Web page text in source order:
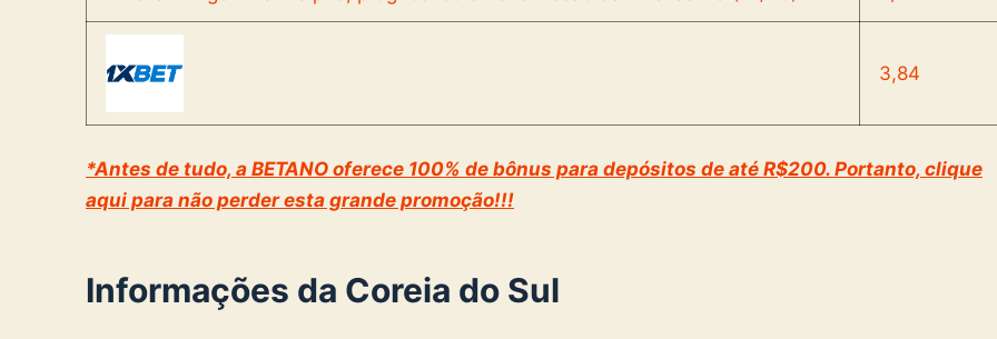
3,84
*Antes de tudo, a BETANO oferece 100% de bônus para depósitos de até R$200. Portanto, clique
aqui para não perder esta grande promoção!!!
Informações da Coreia do Sul